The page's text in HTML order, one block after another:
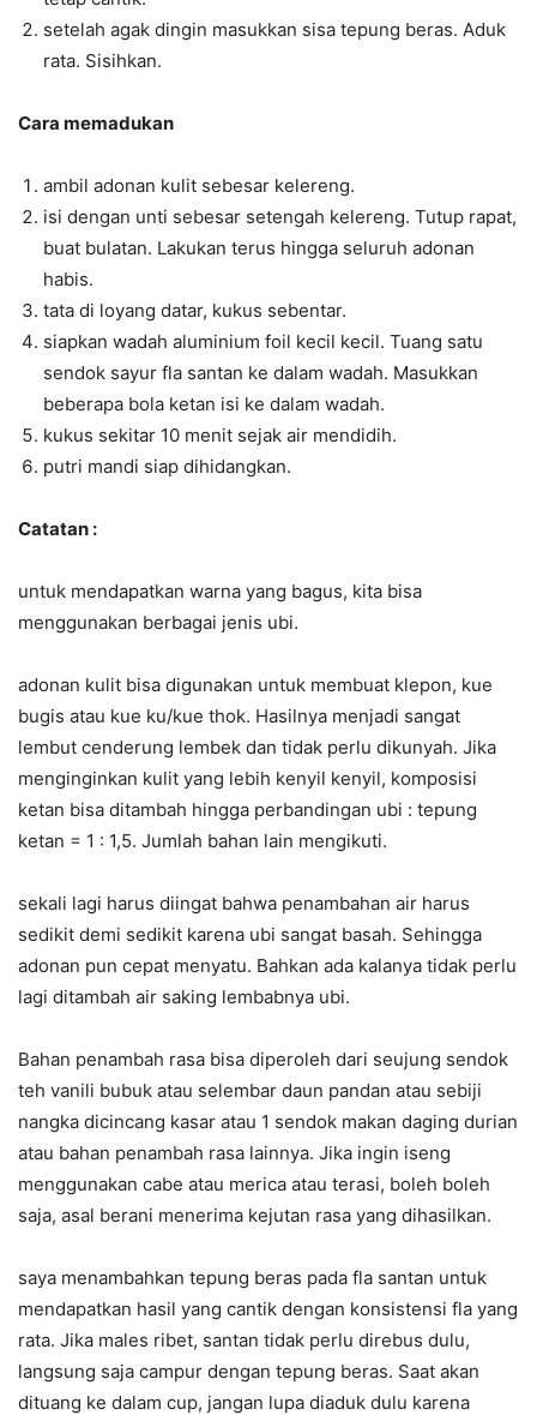
setelah agak dingin masukkan sisa tepung beras. Aduk
rata. Sisihkan.
Cara memadukan
ambil adonan kulit sebesar kelereng.
isi dengan unti sebesar setengah kelereng. Tutup rapat,
buat bulatan. Lakukan terus hingga seluruh adonan
habis.
tata di loyang datar, kukus sebentar.
siapkan wadah aluminium foil kecil kecil. Tuang satu
sendok sayur fla santan ke dalam wadah. Masukkan
beberapa bola ketan isi ke dalam wadah.
kukus sekitar 10 menit sejak air mendidih.
putri mandi siap dihidangkan.
Catatan :
untuk mendapatkan warna yang bagus, kita bisa
menggunakan berbagai jenis ubi.
adonan kulit bisa digunakan untuk membuat klepon, kue
bugis atau kue ku/kue thok. Hasilnya menjadi sangat
lembut cenderung lembek dan tidak perlu dikunyah. Jika
menginginkan kulit yang lebih kenyil kenyil, komposisi
ketan bisa ditambah hingga perbandingan ubi : tepung
ketan = 1 : 1,5. Jumlah bahan lain mengikuti.
sekali lagi harus diingat bahwa penambahan air harus
sedikit demi sedikit karena ubi sangat basah. Sehingga
adonan pun cepat menyatu. Bahkan ada kalanya tidak perlu
lagi ditambah air saking lembabnya ubi.
Bahan penambah rasa bisa diperoleh dari seujung sendok
teh vanili bubuk atau selembar daun pandan atau sebiji
nangka dicincang kasar atau 1 sendok makan daging durian
atau bahan penambah rasa lainnya. Jika ingin iseng
menggunakan cabe atau merica atau terasi, boleh boleh
saja, asal berani menerima kejutan rasa yang dihasilkan.
saya menambahkan tepung beras pada fla santan untuk
mendapatkan hasil yang cantik dengan konsistensi fla yang
rata. Jika males ribet, santan tidak perlu direbus dulu,
langsung saja campur dengan tepung beras. Saat akan
dituang ke dalam cup, jangan lupa diaduk dulu karena